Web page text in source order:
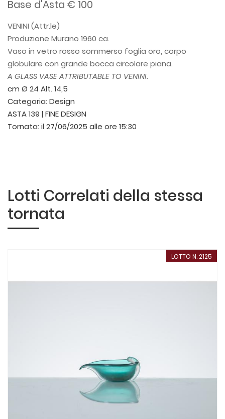
Base d'Asta € 100
VENINI (Attr.le)
Produzione Murano 1960 ca.
Vaso in vetro rosso sommerso foglia oro, corpo
globulare con grande bocca circolare piana.
A GLASS VASE ATTRIBUTABLE TO VENINI.
cm Ø 24 Alt. 14,5
Categoria: Design
ASTA 139 | FINE DESIGN
Tornata: il 27/06/2025 alle ore 15:30
Lotti Correlati della stessa
tornata
LOTTO N. 2125